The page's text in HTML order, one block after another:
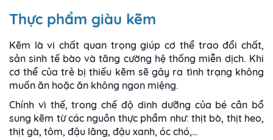
Thực phẩm giàu kẽm
Kẽm là vi chất quan trọng giúp cơ thể trao đổi chất,
sản sinh tế bào và tăng cường hệ thống miễn dịch. Khi
cơ thể của trẻ bị thiếu kẽm sẽ gây ra tình trạng không
muốn ăn hoặc ăn không ngon miệng.
Chính vì thế, trong chế độ dinh dưỡng của bé cần bổ
sung kẽm từ các nguồn thực phẩm như: thịt bò, thịt heo,
thịt gà, tôm, đậu lăng, đậu xanh, óc chó,…